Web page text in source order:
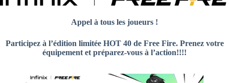
Appel à tous les joueurs !
Participez à l’édition limitée HOT 40 de Free Fire. Prenez votre
équipement et préparez-vous à l’action!!!!